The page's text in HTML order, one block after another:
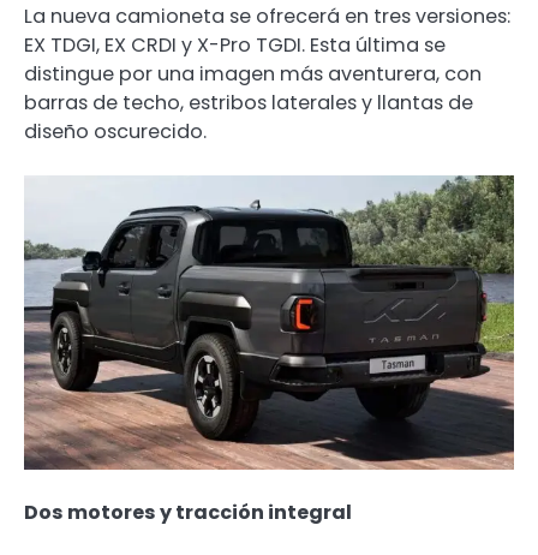
La nueva camioneta se ofrecerá en tres versiones:
EX TDGI, EX CRDI y X-Pro TGDI. Esta última se
distingue por una imagen más aventurera, con
barras de techo, estribos laterales y llantas de
diseño oscurecido.
Dos motores y tracción integral